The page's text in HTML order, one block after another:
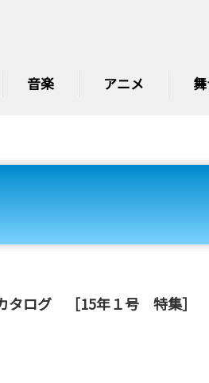
音楽 アニメ
タログ ［15年１号 特集］